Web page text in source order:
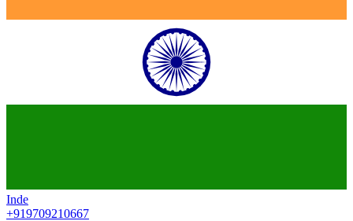
Inde
+919709210667